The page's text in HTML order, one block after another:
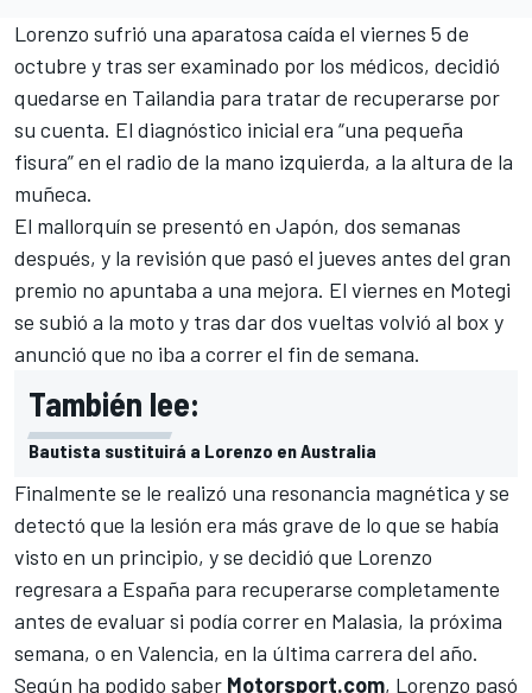
Lorenzo sufrió una aparatosa caída el viernes 5 de
octubre y tras ser examinado por los médicos, decidió
quedarse en Tailandia para tratar de recuperarse por
su cuenta. El diagnóstico inicial era “una pequeña
fisura” en el radio de la mano izquierda, a la altura de la
muñeca.
El mallorquín se presentó en Japón, dos semanas
después, y la revisión que pasó el jueves antes del gran
premio no apuntaba a una mejora. El viernes en Motegi
se subió a la moto y tras dar dos vueltas volvió al box y
anunció que no iba a correr el fin de semana.
También lee:
Bautista sustituirá a Lorenzo en Australia
Finalmente se le realizó una resonancia magnética y se
detectó que la lesión era más grave de lo que se había
visto en un principio, y se decidió que Lorenzo
regresara a España para recuperarse completamente
antes de evaluar si podía correr en Malasia, la próxima
semana, o en Valencia, en la última carrera del año.
Según ha podido saber Motorsport.com, Lorenzo pasó